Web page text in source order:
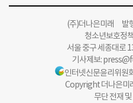
(주)더나은미래 발
청소년보호정
서울 중구 세종대로
기사제보:
인터넷신문윤리위원
Copyright 더나은미
무단 전재